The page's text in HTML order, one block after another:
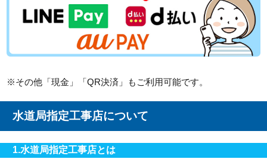
※その他「現金」「QR決済」もご利用可能です。
水道局指定工事店について
1.水道局指定工事店とは